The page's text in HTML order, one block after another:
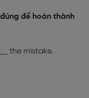
để hoàn thành
the mistake.